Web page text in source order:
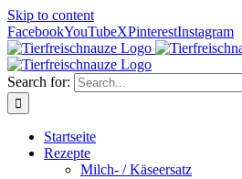
Skip to content
FacebookYouTubeXPinterestInstagram
Search for:
Startseite
Rezepte
Milch- / Käseersatz